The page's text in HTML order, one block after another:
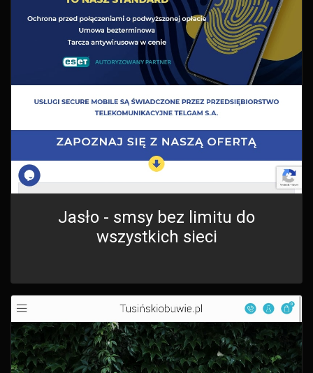
Jasło - smsy bez limitu do
wszystkich sieci